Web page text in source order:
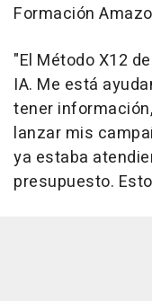
Formación
"El Método X12
IA. Me está
tener
lanzar mis
ya estaba
presupuesto.